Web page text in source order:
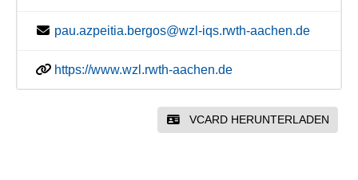
pau.azpeitia.bergos@wzl-iqs.rwth-aachen.de
https://www.wzl.rwth-aachen.de
VCARD HERUNTERLADEN